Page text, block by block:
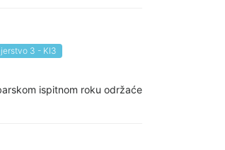
3 - KI3
ispitnom roku održaće